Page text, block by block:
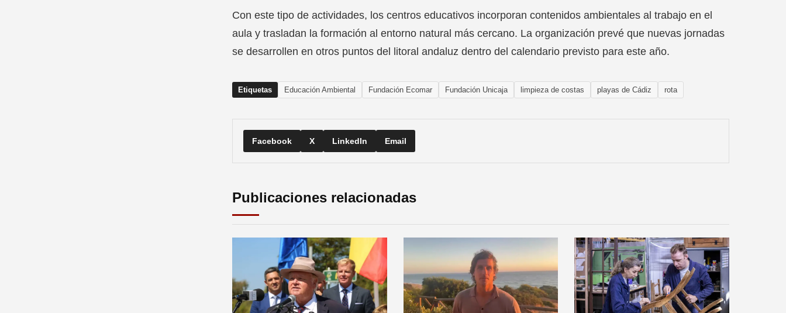
Con este tipo de actividades, los centros educativos incorporan contenidos ambientales al trabajo en el
aula y trasladan la formación al entorno natural más cercano. La organización prevé que nuevas jornadas
se desarrollen en otros puntos del litoral andaluz dentro del calendario previsto para este año.
Etiquetas Educación Ambiental Fundación Ecomar Fundación Unicaja limpieza de costas playas de Cádiz rota
Facebook X LinkedIn Email
Publicaciones relacionadas